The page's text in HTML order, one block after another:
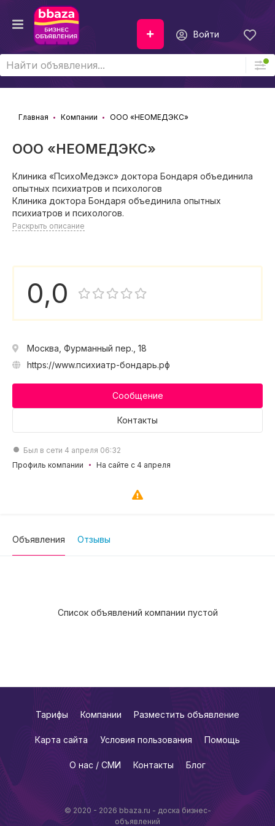
Войти
Главная Компании ООО «НЕОМЕДЭКС»
ООО «НЕОМЕДЭКС»
Клиника «ПсихоМедэкс» доктора Бондаря объединила
опытных психиатров и психологов
Клиника доктора Бондаря объединила опытных
психиатров и психологов.
Раскрыть описание
0,0
Москва, Фурманный пер., 18
https://www.психиатр-бондарь.рф
Сообщение
Контакты
Был в сети 4 апреля 06:32
Профиль компании
На сайте с 4 апреля
Объявления Отзывы
Список объявлений компании пустой
© 2020 - 2026 bbaza.ru - доска бизнес-
объявлений
Тарифы Компании Разместить объявление
Карта сайта Условия пользования Помощь
О нас / СМИ Контакты Блог